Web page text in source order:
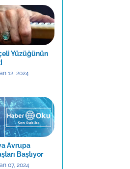
Yüzüğünün
12, 2024
Avrupa
Başlıyor
07, 2024